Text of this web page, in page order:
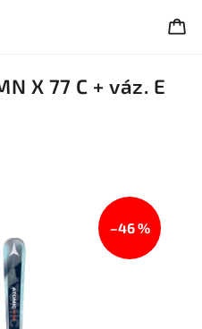
X 77 C + váz. E
–46 %